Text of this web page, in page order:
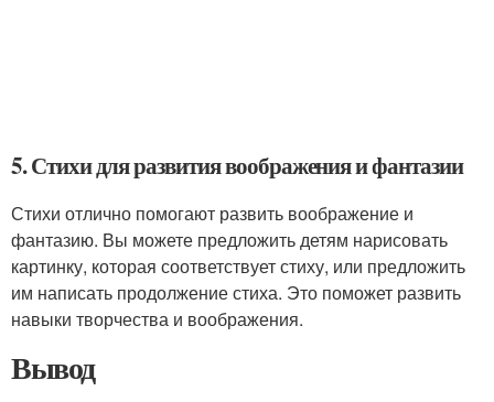
5. Стихи для развития воображения и фантазии
Стихи отлично помогают развить воображение и
фантазию. Вы можете предложить детям нарисовать
картинку, которая соответствует стиху, или предложить
им написать продолжение стиха. Это поможет развить
навыки творчества и воображения.
Вывод